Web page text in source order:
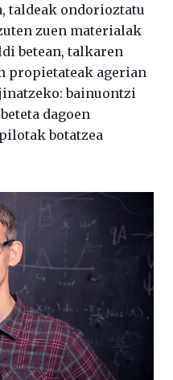
taldeak ondorioztatu
zuen materialak
betean, talkaren
propietateak agerian
bainuontzi
dagoen
botatzea